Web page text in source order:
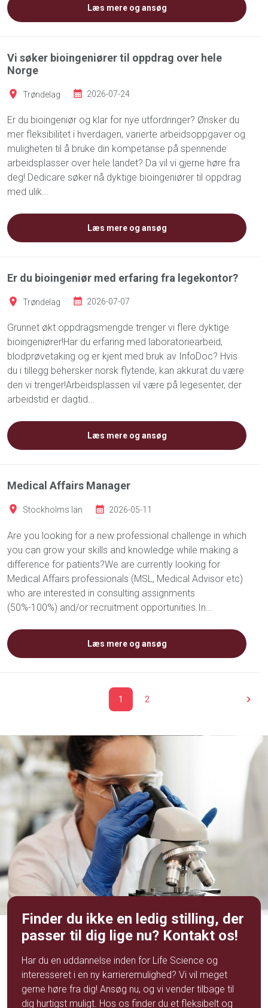
Læs mere og ansøg
Vi søker bioingeniører til oppdrag over hele
Norge
Trøndelag 2026-07-24
Er du bioingeniør og klar for nye utfordringer? Ønsker du
mer fleksibilitet i hverdagen, varierte arbeidsoppgaver og
muligheten til å bruke din kompetanse på spennende
arbeidsplasser over hele landet? Da vil vi gjerne høre fra
deg! Dedicare søker nå dyktige bioingeniører til oppdrag
med ulik...
Læs mere og ansøg
Er du bioingeniør med erfaring fra legekontor?
Trøndelag 2026-07-07
Grunnet økt oppdragsmengde trenger vi flere dyktige
bioingeniører!Har du erfaring med laboratoriearbeid,
blodprøvetaking og er kjent med bruk av InfoDoc? Hvis
du i tillegg behersker norsk flytende, kan akkurat du være
den vi trenger!Arbeidsplassen vil være på legesenter, der
arbeidstid er dagtid...
Læs mere og ansøg
Medical Affairs Manager
Stockholms län 2026-05-11
Are you looking for a new professional challenge in which
you can grow your skills and knowledge while making a
difference for patients?We are currently looking for
Medical Affairs professionals (MSL, Medical Advisor etc)
who are interested in consulting assignments
(50%-100%) and/or recruitment opportunities.In...
Læs mere og ansøg
1 2
Finder du ikke en ledig stilling, der
passer til dig lige nu? Kontakt os!
Har du en uddannelse inden for Life Science og
interesseret i en ny karrieremulighed? Vi vil meget
gerne høre fra dig! Ansøg nu, og vi vender tilbage til
dig hurtigst muligt. Hos os finder du et fleksibelt og